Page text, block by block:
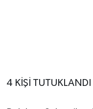
4 KİŞİ TUTUKLANDI